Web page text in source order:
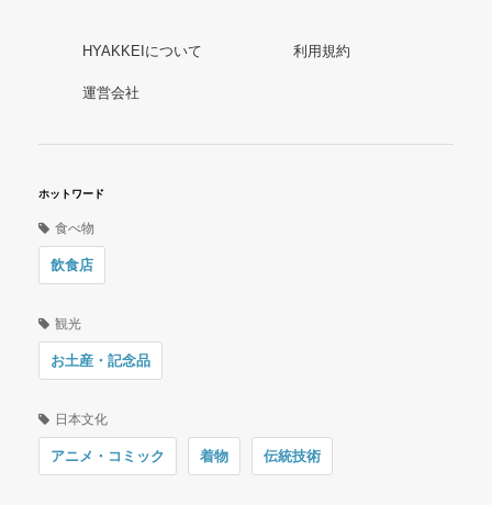
HYAKKEIについて 利用規約
運営会社
ホットワード
食べ物
飲食店
観光
お土産・記念品
日本文化
アニメ・コミック 着物 伝統技術